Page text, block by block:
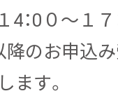
4：0０～１７
のお申込み
ます。